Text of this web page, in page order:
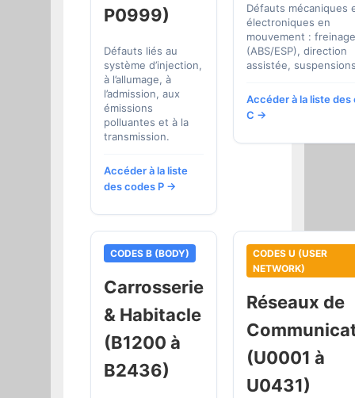
P0999)
Défauts liés au
système d’injection,
à l’allumage, à
l’admission, aux
émissions
polluantes et à la
transmission.
Accéder à la liste
des codes P →
Défauts mécaniques
électroniques en
mouvement :
(ABS/ESP), direction
assistée,
Accéder à la liste des
C →
CODES B (BODY)
Carrosserie
& Habitacle
(B1200 à
B2436)
CODES U (USER
NETWORK)
Réseaux de
(U0001 à
U0431)